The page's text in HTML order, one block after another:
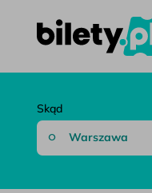
Przejdź do treści
bilety.pl – Porównaj
Skąd